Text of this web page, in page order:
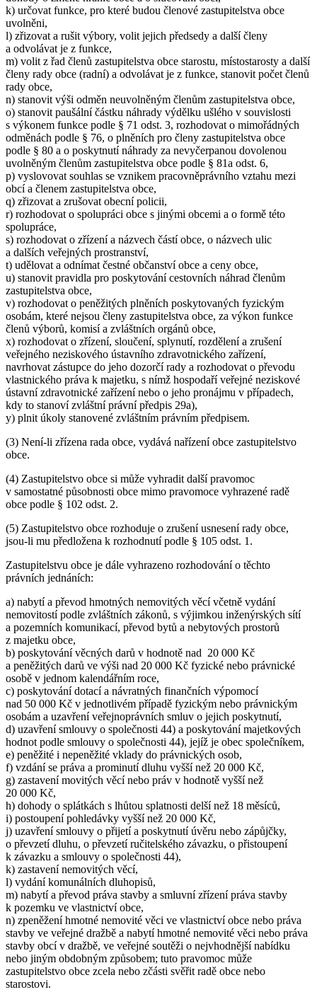
k) určovat funkce, pro které budou členové zastupitelstva obce
uvolněni,
l) zřizovat a rušit výbory, volit jejich předsedy a další členy
a odvolávat je z funkce,
m) volit z řad členů zastupitelstva obce starostu, místostarosty a další
členy rady obce (radní) a odvolávat je z funkce, stanovit počet členů
rady obce,
n) stanovit výši odměn neuvolněným členům zastupitelstva obce,
o) stanovit paušální částku náhrady výdělku ušlého v souvislosti
s výkonem funkce podle § 71 odst. 3, rozhodovat o mimořádných
odměnách podle § 76, o plněních pro členy zastupitelstva obce
podle § 80 a o poskytnutí náhrady za nevyčerpanou dovolenou
uvolněným členům zastupitelstva obce podle § 81a odst. 6,
p) vyslovovat souhlas se vznikem pracovněprávního vztahu mezi
obcí a členem zastupitelstva obce,
q) zřizovat a zrušovat obecní policii,
r) rozhodovat o spolupráci obce s jinými obcemi a o formě této
spolupráce,
s) rozhodovat o zřízení a názvech částí obce, o názvech ulic
a dalších veřejných prostranství,
t) udělovat a odnímat čestné občanství obce a ceny obce,
u) stanovit pravidla pro poskytování cestovních náhrad členům
zastupitelstva obce,
v) rozhodovat o peněžitých plněních poskytovaných fyzickým
osobám, které nejsou členy zastupitelstva obce, za výkon funkce
členů výborů, komisí a zvláštních orgánů obce,
x) rozhodovat o zřízení, sloučení, splynutí, rozdělení a zrušení
veřejného neziskového ústavního zdravotnického zařízení,
navrhovat zástupce do jeho dozorčí rady a rozhodovat o převodu
vlastnického práva k majetku, s nímž hospodaří veřejné neziskové
ústavní zdravotnické zařízení nebo o jeho pronájmu v případech,
kdy to stanoví zvláštní právní předpis 29a),
y) plnit úkoly stanovené zvláštním právním předpisem.
(3) Není-li zřízena rada obce, vydává nařízení obce zastupitelstvo
obce.
(4) Zastupitelstvo obce si může vyhradit další pravomoc
v samostatné působnosti obce mimo pravomoce vyhrazené radě
obce podle § 102 odst. 2.
(5) Zastupitelstvo obce rozhoduje o zrušení usnesení rady obce,
jsou-li mu předložena k rozhodnutí podle § 105 odst. 1.
Zastupitelstvu obce je dále vyhrazeno rozhodování o těchto
právních jednáních:
a) nabytí a převod hmotných nemovitých věcí včetně vydání
nemovitostí podle zvláštních zákonů, s výjimkou inženýrských sítí
a pozemních komunikací, převod bytů a nebytových prostorů
z majetku obce,
b) poskytování věcných darů v hodnotě nad 20 000 Kč
a peněžitých darů ve výši nad 20 000 Kč fyzické nebo právnické
osobě v jednom kalendářním roce,
c) poskytování dotací a návratných finančních výpomocí
nad 50 000 Kč v jednotlivém případě fyzickým nebo právnickým
osobám a uzavření veřejnoprávních smluv o jejich poskytnutí,
d) uzavření smlouvy o společnosti 44) a poskytování majetkových
hodnot podle smlouvy o společnosti 44), jejíž je obec společníkem,
e) peněžité i nepeněžité vklady do právnických osob,
f) vzdání se práva a prominutí dluhu vyšší než 20 000 Kč,
g) zastavení movitých věcí nebo práv v hodnotě vyšší než
20 000 Kč,
h) dohody o splátkách s lhůtou splatnosti delší než 18 měsíců,
i) postoupení pohledávky vyšší než 20 000 Kč,
j) uzavření smlouvy o přijetí a poskytnutí úvěru nebo zápůjčky,
o převzetí dluhu, o převzetí ručitelského závazku, o přistoupení
k závazku a smlouvy o společnosti 44),
k) zastavení nemovitých věcí,
l) vydání komunálních dluhopisů,
m) nabytí a převod práva stavby a smluvní zřízení práva stavby
k pozemku ve vlastnictví obce,
n) zpeněžení hmotné nemovité věci ve vlastnictví obce nebo práva
stavby ve veřejné dražbě a nabytí hmotné nemovité věci nebo práva
stavby obcí v dražbě, ve veřejné soutěži o nejvhodnější nabídku
nebo jiným obdobným způsobem; tuto pravomoc může
zastupitelstvo obce zcela nebo zčásti svěřit radě obce nebo
starostovi.